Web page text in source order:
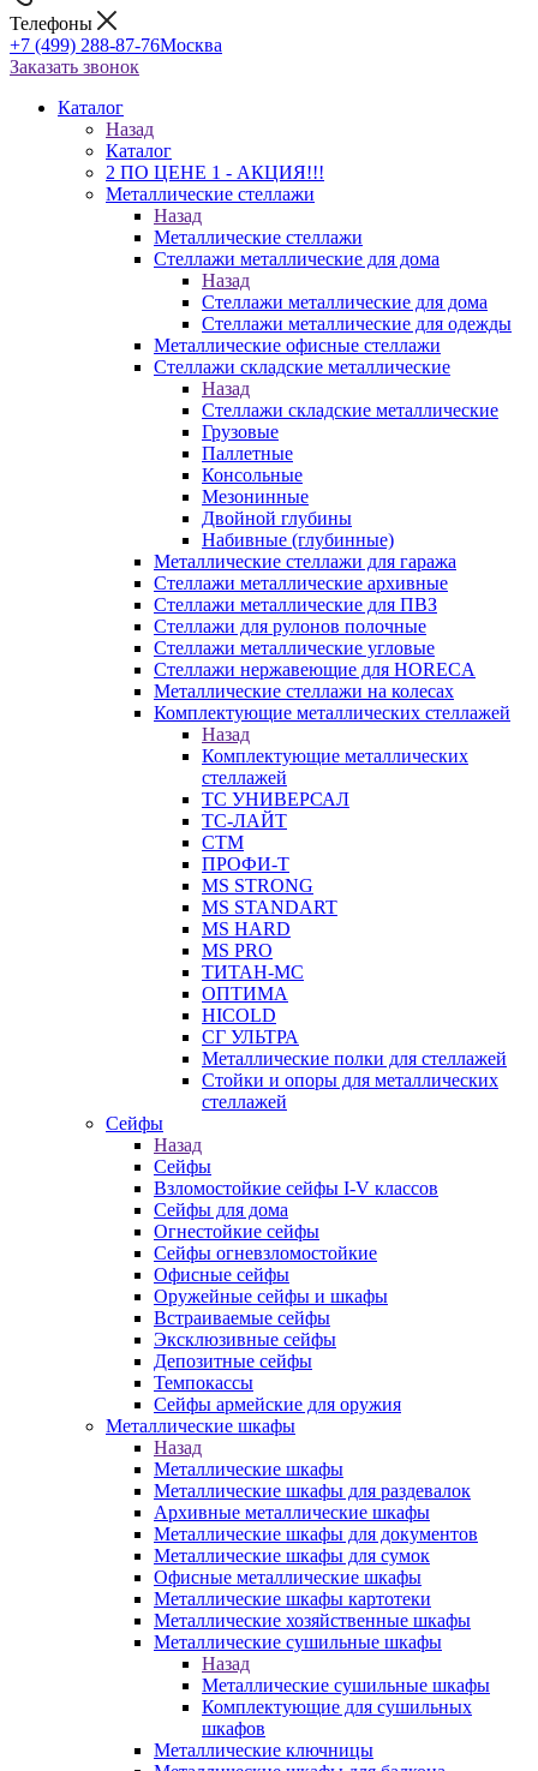
Телефоны
+7 (499) 288-87-76Москва
Заказать звонок
Каталог
Назад
Каталог
2 ПО ЦЕНЕ 1 - АКЦИЯ!!!
Металлические стеллажи
Назад
Металлические стеллажи
Стеллажи металлические для дома
Назад
Стеллажи металлические для дома
Стеллажи металлические для одежды
Металлические офисные стеллажи
Стеллажи складские металлические
Назад
Стеллажи складские металлические
Грузовые
Паллетные
Консольные
Мезонинные
Двойной глубины
Набивные (глубинные)
Металлические стеллажи для гаража
Стеллажи металлические архивные
Стеллажи металлические для ПВЗ
Стеллажи для рулонов полочные
Стеллажи металлические угловые
Стеллажи нержавеющие для HORECA
Металлические стеллажи на колесах
Комплектующие металлических стеллажей
Назад
Комплектующие металлических
стеллажей
ТС УНИВЕРСАЛ
ТС-ЛАЙТ
СТМ
ПРОФИ-Т
MS STRONG
MS STANDART
MS HARD
MS PRO
ТИТАН-МС
ОПТИМА
HICOLD
СГ УЛЬТРА
Металлические полки для стеллажей
Стойки и опоры для металлических
стеллажей
Сейфы
Назад
Сейфы
Взломостойкие сейфы I-V классов
Сейфы для дома
Огнестойкие сейфы
Сейфы огневзломостойкие
Офисные сейфы
Оружейные сейфы и шкафы
Встраиваемые сейфы
Эксклюзивные сейфы
Депозитные сейфы
Темпокассы
Сейфы армейские для оружия
Металлические шкафы
Назад
Металлические шкафы
Металлические шкафы для раздевалок
Архивные металлические шкафы
Металлические шкафы для документов
Металлические шкафы для сумок
Офисные металлические шкафы
Металлические шкафы картотеки
Металлические хозяйственные шкафы
Металлические сушильные шкафы
Назад
Металлические сушильные шкафы
Комплектующие для сушильных
шкафов
Металлические ключницы